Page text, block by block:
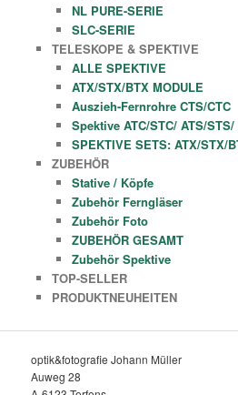
NL PURE-SERIE
SLC-SERIE
TELESKOPE & SPEKTIVE
ALLE SPEKTIVE
ATX/STX/BTX MODULE
Auszieh-Fernrohre CTS/CTC
Spektive ATC/STC/ ATS/
SPEKTIVE SETS: ATX/STX/
ZUBEHÖR
Stative / Köpfe
Zubehör Ferngläser
Zubehör Foto
ZUBEHÖR GESAMT
Zubehör Spektive
TOP-SELLER
PRODUKTNEUHEITEN
optik&fotografie Johann Müller
Auweg 28